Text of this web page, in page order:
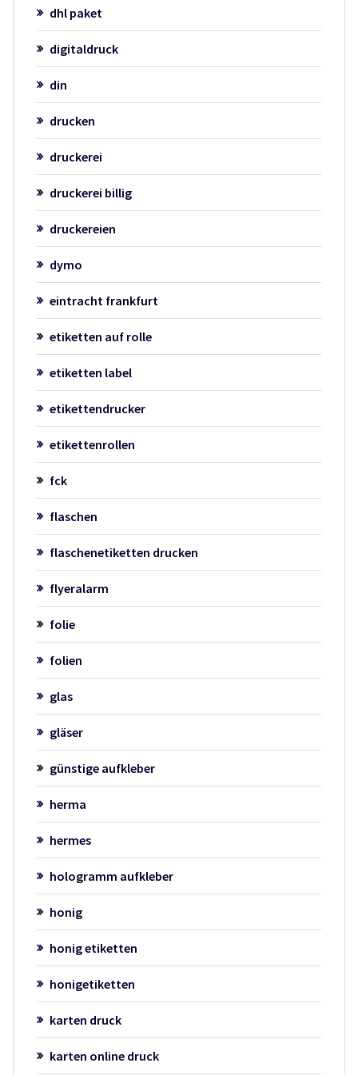
dhl paket
digitaldruck
din
drucken
druckerei
druckerei billig
druckereien
dymo
eintracht frankfurt
etiketten auf rolle
etiketten label
etikettendrucker
etikettenrollen
fck
flaschen
flaschenetiketten drucken
flyeralarm
folie
folien
glas
gläser
günstige aufkleber
herma
hermes
hologramm aufkleber
honig
honig etiketten
honigetiketten
karten druck
karten online druck